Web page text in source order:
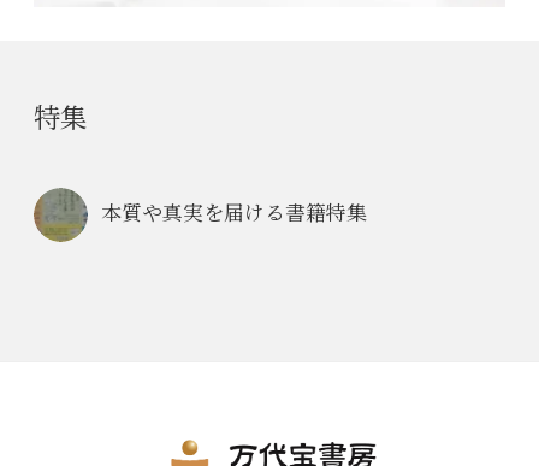
特集
本質や真実を届ける書籍特集